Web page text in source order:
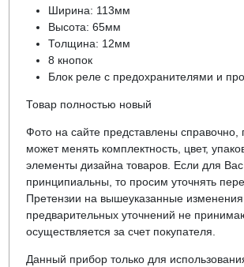
Ширина: 113мм
Высота: 65мм
Толщина: 12мм
8 кнопок
Блок реле с предохранителями и
Товар полностью новый
Фото на сайте представлены справочно,
может менять комплектность, цвет,
элементы дизайна товаров. Если для
принципиальны, то просим уточнять
Претензии на вышеуказанные изменения
предварительных уточнений не
осуществляется за счет покупателя.
Данный прибор только для